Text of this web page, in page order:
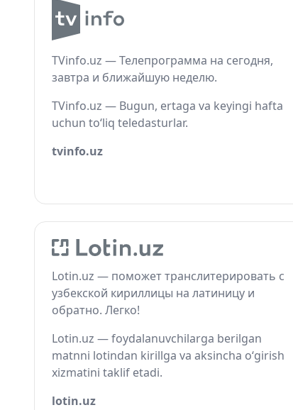
TVinfo.uz — Телепрограмма на сегодня,
завтра и ближайшую неделю.
TVinfo.uz — Bugun, ertaga va keyingi hafta
uchun to‘liq teledasturlar.
tvinfo.uz
Lotin.uz — поможет транслитерировать с
узбекской кириллицы на латиницу и
обратно. Легко!
Lotin.uz — foydalanuvchilarga berilgan
matnni lotindan kirillga va aksincha o‘girish
xizmatini taklif etadi.
lotin.uz